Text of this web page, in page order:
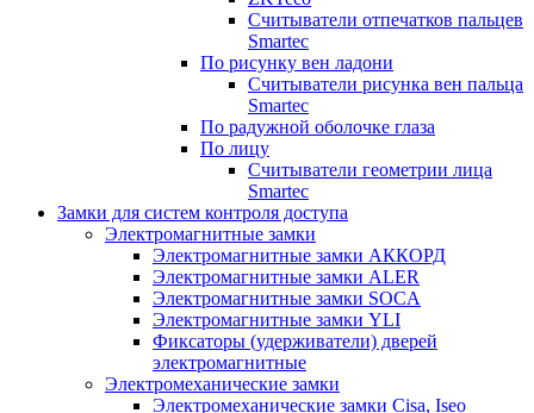
Считыватели отпечатков пальцев
Smartec
По рисунку вен ладони
Считыватели рисунка вен пальца
Smartec
По радужной оболочке глаза
По лицу
Считыватели геометрии лица
Smartec
Замки для систем контроля доступа
Электромагнитные замки
Электромагнитные замки АККОРД
Электромагнитные замки ALER
Электромагнитные замки SOCA
Электромагнитные замки YLI
Фиксаторы (удерживатели) дверей
электромагнитные
Электромеханические замки
Электромеханические замки Cisa, Iseo